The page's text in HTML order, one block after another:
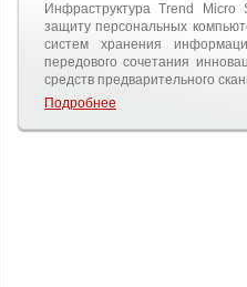
Инфраструктура Trend Micro
защиту персональных
систем хранения
передового сочетания
средств предварительного
Подробнее